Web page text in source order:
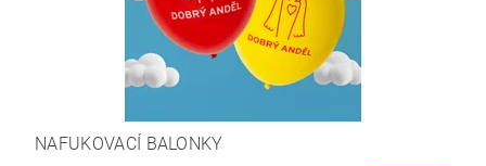
NAFUKOVACÍ BALONKY